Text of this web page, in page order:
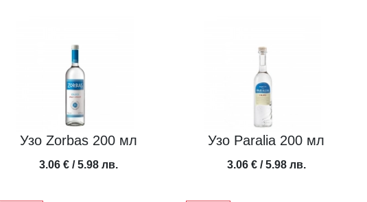
Узо Zorbas 200 мл
3.06 € / 5.98 лв.
Узо Paralia 200 мл
3.06 € / 5.98 лв.